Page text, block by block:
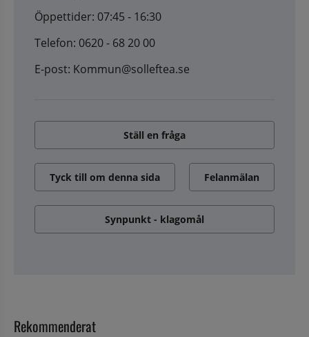
Öppettider: 07:45 - 16:30
Telefon: 0620 - 68 20 00
E-post: Kommun@solleftea.se
Ställ en fråga
Tyck till om denna sida Felanmälan
Synpunkt - klagomål
Rekommenderat